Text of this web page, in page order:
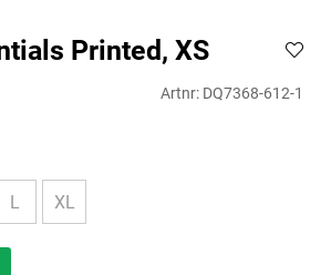
Printed, XS
Artnr: DQ7368-612-1
L XL